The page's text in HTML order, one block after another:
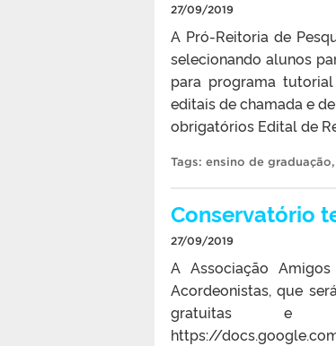
27/09/2019
A Pró-Reitoria de
selecionando alunos
para programa
editais de chamada e
obrigatórios Edital de
Tags: ensino de graduação,
Conservatório
27/09/2019
A Associação
Acordeonistas, que
gratuitas e
https://